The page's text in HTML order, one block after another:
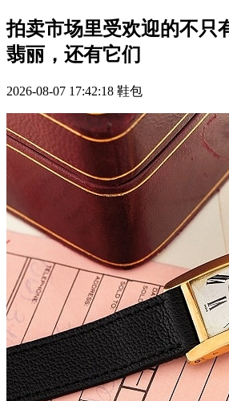
拍卖市场里受欢迎的不只
翡丽，还有它们
2026-08-07 17:42:18 鞋包